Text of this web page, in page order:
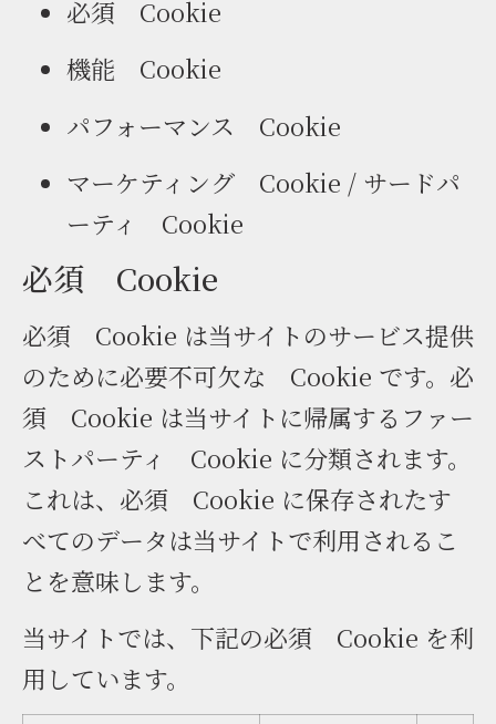
必須 Cookie
機能 Cookie
パフォーマンス Cookie
マーケティング Cookie / サードパ
ーティ Cookie
必須 Cookie
必須 Cookie は当サイトのサービス提供
のために必要不可欠な Cookie です。必
須 Cookie は当サイトに帰属するファー
ストパーティ Cookie に分類されます。
これは、必須 Cookie に保存されたす
べてのデータは当サイトで利用されるこ
とを意味します。
当サイトでは、下記の必須 Cookie を利
用しています。